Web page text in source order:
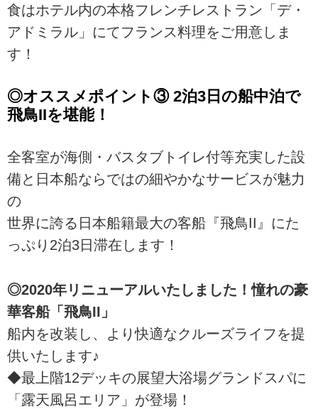
食はホテル内の本格フレンチレストラン「デ・
アドミラル」にてフランス料理をご用意しま
す！
◎オススメポイント③ 2泊3日の船中泊で
飛鳥IIを堪能！
全客室が海側・バスタブトイレ付等充実した設
備と日本船ならではの細やかなサービスが魅力
の
世界に誇る日本船籍最大の客船『飛鳥II』にた
っぷり2泊3日滞在します！
◎2020年リニューアルいたしました！憧れの豪
華客船「飛鳥II」
船内を改装し、より快適なクルーズライフを提
供いたします♪
◆最上階12デッキの展望大浴場グランドスパに
「露天風呂エリア」が登場！